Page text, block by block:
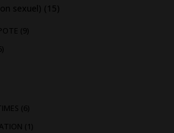
sexuel) (15)
(9)
(6)
(1)